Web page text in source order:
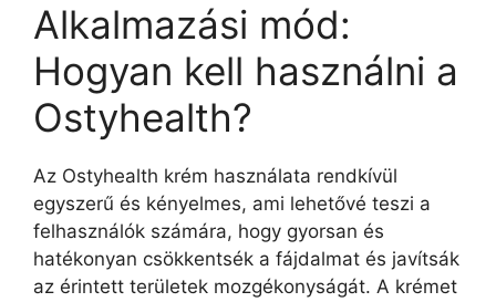
Alkalmazási mód:
Hogyan kell használni a
Ostyhealth?
Az Ostyhealth krém használata rendkívül
egyszerű és kényelmes, ami lehetővé teszi a
felhasználók számára, hogy gyorsan és
hatékonyan csökkentsék a fájdalmat és javítsák
az érintett területek mozgékonyságát. A krémet